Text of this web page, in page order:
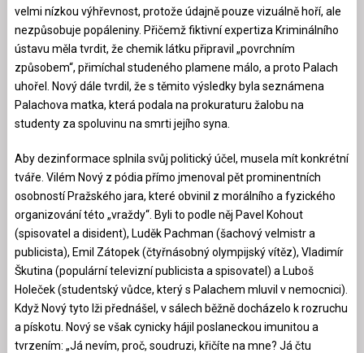
velmi nízkou výhřevnost, protože údajně pouze vizuálně hoří, ale
nezpůsobuje popáleniny. Přičemž fiktivní expertiza Kriminálního
ústavu měla tvrdit, že chemik látku připravil „povrchním
způsobem“, přimíchal studeného plamene málo, a proto Palach
uhořel. Nový dále tvrdil, že s těmito výsledky byla seznámena
Palachova matka, která podala na prokuraturu žalobu na
studenty za spoluvinu na smrti jejího syna.
Aby dezinformace splnila svůj politický účel, musela mít konkrétní
tváře. Vilém Nový z pódia přímo jmenoval pět prominentních
osobností Pražského jara, které obvinil z morálního a fyzického
organizování této „vraždy“. Byli to podle něj Pavel Kohout
(spisovatel a disident), Luděk Pachman (šachový velmistr a
publicista), Emil Zátopek (čtyřnásobný olympijský vítěz), Vladimír
Škutina (populární televizní publicista a spisovatel) a Luboš
Holeček (studentský vůdce, který s Palachem mluvil v nemocnici).
Když Nový tyto lži přednášel, v sálech běžně docházelo k rozruchu
a pískotu. Nový se však cynicky hájil poslaneckou imunitou a
tvrzením: „Já nevím, proč, soudruzi, křičíte na mne? Já čtu